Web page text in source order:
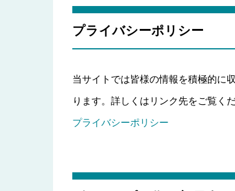
プライバシーポリシー
当サイトでは皆様の情報を積極的に
ります。詳しくはリンク先をご覧くだ
プライバシーポリシー